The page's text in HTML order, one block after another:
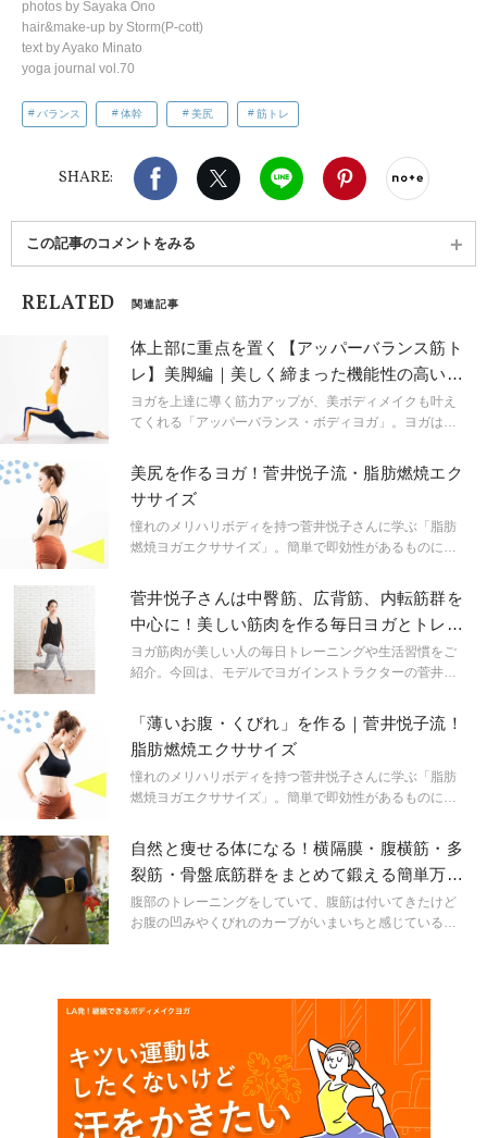
photos by Sayaka Ono
hair&make-up by Storm(P-cott)
text by Ayako Minato
yoga journal vol.70
バランス 体幹 美尻 筋トレ
SHARE:
Facebook X（旧twitter）
LINE Pinterest
この記事のコメントをみる
RELATED 関連記事
体上部に重点を置く【アッパーバランス筋ト
レ】美脚編｜美しく締まった機能性の高い体
に！
ヨガを上達に導く筋力アップが、美ボディメイクも叶え
てくれる「アッパーバランス・ボディヨガ」。ヨガはも
生が誌上レッスンしてくれました！
美尻を作るヨガ！菅井悦子流・脂肪燃焼エク
ササイズ
憧れのメリハリボディを持つ菅井悦子さんに学ぶ「脂肪
燃焼ヨガエクササイズ」。簡単で即効性があるものに絞
動かし魅惑ボディを目指しましょう。
菅井悦子さんは中臀筋、広背筋、内転筋群を
中心に！美しい筋肉を作る毎日ヨガとトレー
ニング
ヨガ筋肉が美しい人の毎日トレーニングや生活習慣をご
紹介。今回は、モデルでヨガインストラクターの菅井悦
「薄いお腹・くびれ」を作る｜菅井悦子流！
脂肪燃焼エクササイズ
憧れのメリハリボディを持つ菅井悦子さんに学ぶ「脂肪
燃焼ヨガエクササイズ」。簡単で即効性があるものに絞
動かし魅惑ボディを目指しましょう。
自然と痩せる体になる！横隔膜・腹横筋・多
裂筋・骨盤底筋群をまとめて鍛える簡単万能
エクサ
腹部のトレーニングをしていて、腹筋は付いてきたけど
お腹の凹みやくびれのカーブがいまいちと感じている方
い体を作れるエクササイズをご紹介します。